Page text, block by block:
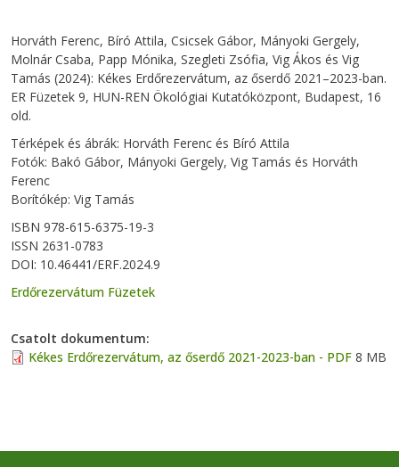
Horváth Ferenc, Bíró Attila, Csicsek Gábor, Mányoki Gergely,
Molnár Csaba, Papp Mónika, Szegleti Zsófia, Vig Ákos és Vig
Tamás (2024): Kékes Erdőrezervátum, az őserdő 2021–2023-ban.
ER Füzetek 9, HUN-REN Ökológiai Kutatóközpont, Budapest, 16
old.
Térképek és ábrák: Horváth Ferenc és Bíró Attila
Fotók: Bakó Gábor, Mányoki Gergely, Vig Tamás és Horváth
Ferenc
Borítókép: Vig Tamás
ISBN 978-615-6375-19-3
ISSN 2631-0783
DOI: 10.46441/ERF.2024.9
Erdőrezervátum Füzetek
Csatolt dokumentum
Kékes Erdőrezervátum, az őserdő 2021-2023-ban - PDF 8 MB